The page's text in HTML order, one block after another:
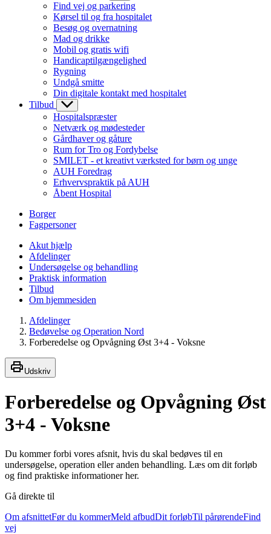
Find vej og parkering
Kørsel til og fra hospitalet
Besøg og overnatning
Mad og drikke
Mobil og gratis wifi
Handicaptilgængelighed
Rygning
Undgå smitte
Din digitale kontakt med hospitalet
Tilbud
Hospitalspræster
Netværk og mødesteder
Gårdhaver og gåture
Rum for Tro og Fordybelse
SMILET - et kreativt værksted for børn og unge
AUH Foredrag
Erhvervspraktik på AUH
Åbent Hospital
Borger
Fagpersoner
Akut hjælp
Afdelinger
Undersøgelse og behandling
Praktisk information
Tilbud
Om hjemmesiden
Afdelinger
Bedøvelse og Operation Nord
Forberedelse og Opvågning Øst 3+4 - Voksne
Udskriv
Forberedelse og Opvågning Øst
3+4 - Voksne
Du kommer forbi vores afsnit, hvis du skal bedøves til en
undersøgelse, operation eller anden behandling. Læs om dit forløb
og find praktiske informationer her.
Gå direkte til
Om afsnittetFør du kommerMeld afbudDit forløbTil pårørendeFind
vej